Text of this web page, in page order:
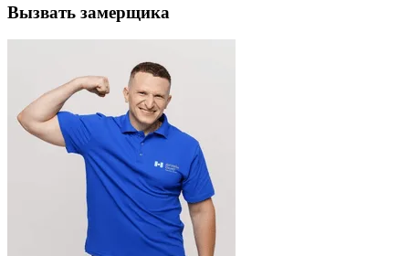
Вызвать замерщика